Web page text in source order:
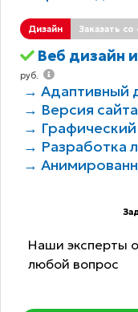
Дизайн Заказать
Веб дизайн
руб.
→ Адаптивный
→ Версия
→
→ Разработка
→
Наши эксперты
любой вопрос